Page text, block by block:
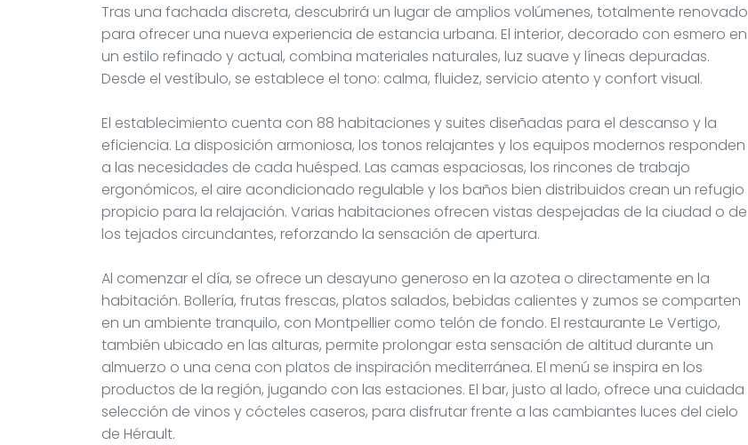
Tras una fachada discreta, descubrirá un lugar de amplios volúmenes, totalmente renovado
para ofrecer una nueva experiencia de estancia urbana. El interior, decorado con esmero en
un estilo refinado y actual, combina materiales naturales, luz suave y líneas depuradas.
Desde el vestíbulo, se establece el tono: calma, fluidez, servicio atento y confort visual.
El establecimiento cuenta con 88 habitaciones y suites diseñadas para el descanso y la
eficiencia. La disposición armoniosa, los tonos relajantes y los equipos modernos responden
a las necesidades de cada huésped. Las camas espaciosas, los rincones de trabajo
ergonómicos, el aire acondicionado regulable y los baños bien distribuidos crean un refugio
propicio para la relajación. Varias habitaciones ofrecen vistas despejadas de la ciudad o de
los tejados circundantes, reforzando la sensación de apertura.
Al comenzar el día, se ofrece un desayuno generoso en la azotea o directamente en la
habitación. Bollería, frutas frescas, platos salados, bebidas calientes y zumos se comparten
en un ambiente tranquilo, con Montpellier como telón de fondo. El restaurante Le Vertigo,
también ubicado en las alturas, permite prolongar esta sensación de altitud durante un
almuerzo o una cena con platos de inspiración mediterránea. El menú se inspira en los
productos de la región, jugando con las estaciones. El bar, justo al lado, ofrece una cuidada
selección de vinos y cócteles caseros, para disfrutar frente a las cambiantes luces del cielo
de Hérault.